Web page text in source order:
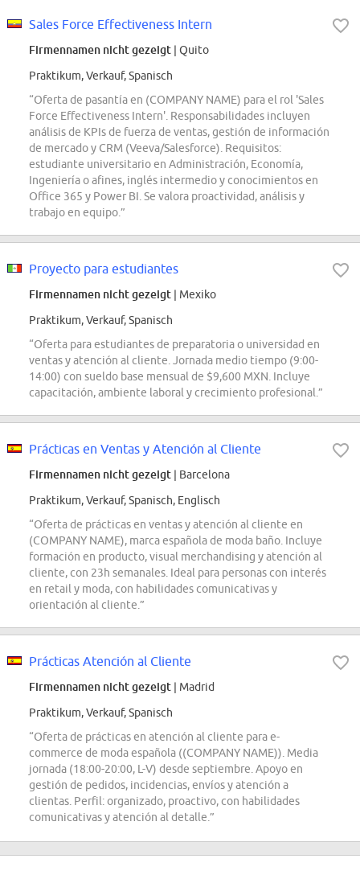
Sales Force Effectiveness Intern
Firmennamen nicht gezeigt | Quito
Praktikum, Verkauf, Spanisch
“Oferta de pasantía en (COMPANY NAME) para el rol 'Sales
Force Effectiveness Intern'. Responsabilidades incluyen
análisis de KPIs de fuerza de ventas, gestión de información
de mercado y CRM (Veeva/Salesforce). Requisitos:
estudiante universitario en Administración, Economía,
Ingeniería o afines, inglés intermedio y conocimientos en
Office 365 y Power BI. Se valora proactividad, análisis y
trabajo en equipo.”
Proyecto para estudiantes
Firmennamen nicht gezeigt | Mexiko
Praktikum, Verkauf, Spanisch
“Oferta para estudiantes de preparatoria o universidad en
ventas y atención al cliente. Jornada medio tiempo (9:00-
14:00) con sueldo base mensual de $9,600 MXN. Incluye
capacitación, ambiente laboral y crecimiento profesional.”
Prácticas en Ventas y Atención al Cliente
Firmennamen nicht gezeigt | Barcelona
Praktikum, Verkauf, Spanisch, Englisch
“Oferta de prácticas en ventas y atención al cliente en
(COMPANY NAME), marca española de moda baño. Incluye
formación en producto, visual merchandising y atención al
cliente, con 23h semanales. Ideal para personas con interés
en retail y moda, con habilidades comunicativas y
orientación al cliente.”
Prácticas Atención al Cliente
Firmennamen nicht gezeigt | Madrid
Praktikum, Verkauf, Spanisch
“Oferta de prácticas en atención al cliente para e-
commerce de moda española ((COMPANY NAME)). Media
jornada (18:00-20:00, L-V) desde septiembre. Apoyo en
gestión de pedidos, incidencias, envíos y atención a
clientas. Perfil: organizado, proactivo, con habilidades
comunicativas y atención al detalle.”